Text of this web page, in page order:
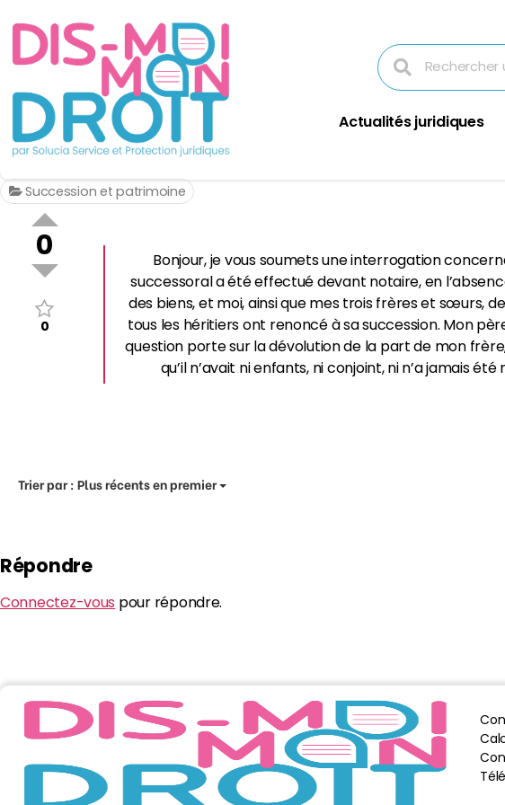
Actualités juridiques
Succession et patrimoine
0
0
Bonjour, je vous soumets une interrogation
successoral a été effectué devant notaire, en
des biens, et moi, ainsi que mes trois frères et sœurs,
tous les héritiers ont renoncé à sa succession. Mon
question porte sur la dévolution de la part de mon
qu’il n’avait ni enfants, ni conjoint, ni n’a jamais
Trier par :Plus récents en premier
Répondre
Connectez-vous pour répondre.